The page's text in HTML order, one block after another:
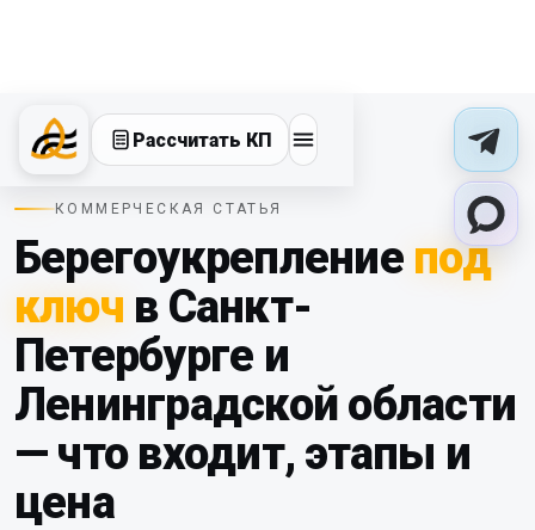
Рассчитать КП
КОММЕРЧЕСКАЯ СТАТЬЯ
Берегоукрепление под
ключ в Санкт-
Петербурге и
Ленинградской области
— что входит, этапы и
цена